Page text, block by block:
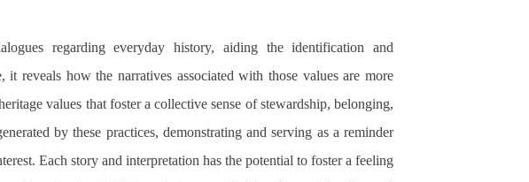
regarding everyday history, aiding the identification and
reveals how the narratives associated with those values are more
values that foster a collective sense of stewardship, belonging,
by these practices, demonstrating and serving as a reminder
Each story and interpretation has the potential to foster a feeling